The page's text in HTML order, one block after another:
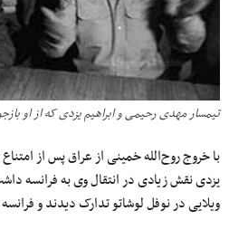
تیمسار مهدی رحیمی و ابراهیم یزدی که از او
با خروج روح‌الله خمینی از عراق پس از
یزدی نقش زیادی در انتقال وی به فرانسه
ویلایی در نوفل لوشاتو تدارک دیدند و